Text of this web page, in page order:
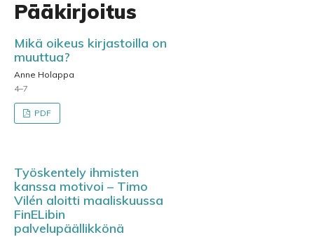
Pääkirjoitus
Mikä oikeus kirjastoilla on
muuttua?
Anne Holappa
4–7
PDF
Työskentely ihmisten
kanssa motivoi – Timo
Vilén aloitti maaliskuussa
FinELibin
palvelupäällikkönä